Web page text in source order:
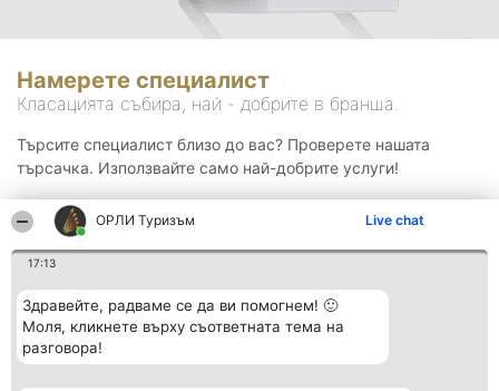
ОРЛИ Туризъм Live chat
17:13
Здравейте, радваме се да ви помогнем! 🙂
Моля, кликнете върху съответната тема на
разговора!
Намерете специалист
Класацията събира, най - добрите в бранша.
Търсите специалист близо до вас? Проверете нашата
търсачка. Използвайте само най-добрите услуги!